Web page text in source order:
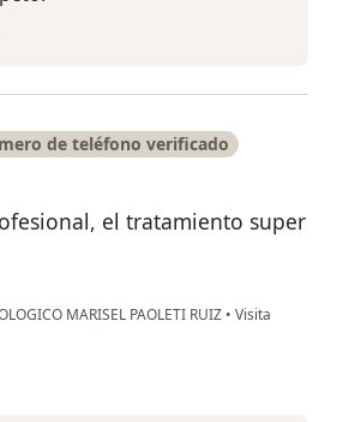
de teléfono verificado
el tratamiento super
MARISEL PAOLETI RUIZ • Visita
L